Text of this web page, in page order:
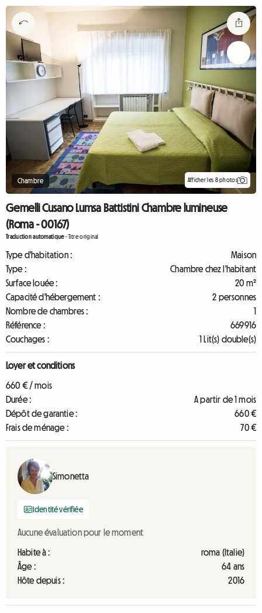
Chambre Afficher les 8 photos
Gemelli Cusano Lumsa Battistini Chambre lumineuse
(Roma - 00167)
Traduction automatique-Titre original
Type d'habitation :
Maison
Type :
Chambre chez l'habitant
Surface louée :
20 m²
Capacité d'hébergement :
2 personnes
Nombre de chambres :
1
Référence :
669916
Couchages :
1 Lit(s) double(s)
Loyer et conditions
660 € / mois
Durée :
A partir de 1 mois
Dépôt de garantie :
660 €
Frais de ménage :
70 €
Simonetta
Identité vérifiée
Aucune évaluation pour le moment
Habite à :
roma (Italie)
Âge :
64 ans
Hôte depuis :
2016